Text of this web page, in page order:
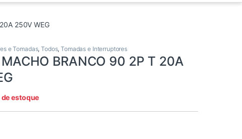
250V WEG
e Tomadas,Todos,Tomadas e Interruptores
MACHO BRANCO 90 2P T 20A
de estoque